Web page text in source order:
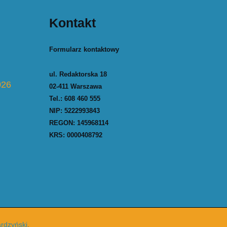
Kontakt
Formularz kontaktowy
ul. Redaktorska 18
02-411 Warszawa
Tel.: 608 460 555
NIP: 5222993843
REGON: 145968114
KRS: 0000408792
.